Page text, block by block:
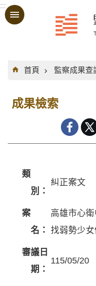
跳到主要內容區塊
:::
:::
首頁
監察成果查
成果檢索
類
別：
糾正案文
案
名：
高雄市心
找弱勢少
審議日
期：
115/05/20